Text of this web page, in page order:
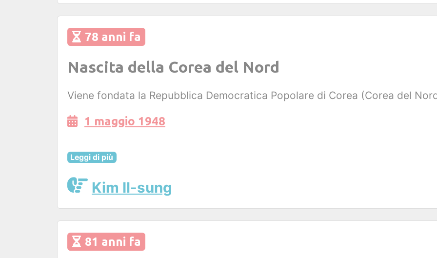
78 anni fa
Nascita della Corea del Nord
Viene fondata la Repubblica Democratica Popolare di Corea (Corea del
1 maggio 1948
Leggi di più
Kim Il-sung
81 anni fa